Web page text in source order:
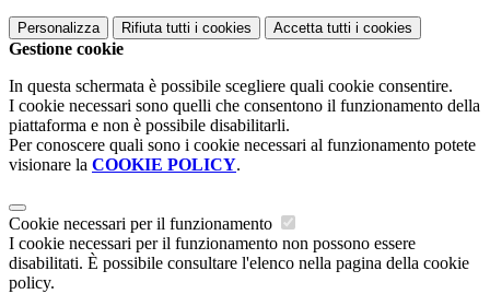
Personalizza Rifiuta tutti i cookies Accetta tutti i cookies
Gestione cookie
In questa schermata è possibile scegliere quali cookie consentire.
I cookie necessari sono quelli che consentono il funzionamento della
piattaforma e non è possibile disabilitarli.
Per conoscere quali sono i cookie necessari al funzionamento potete
visionare la COOKIE POLICY.
Cookie necessari per il funzionamento
I cookie necessari per il funzionamento non possono essere
disabilitati. È possibile consultare l'elenco nella pagina della cookie
policy.